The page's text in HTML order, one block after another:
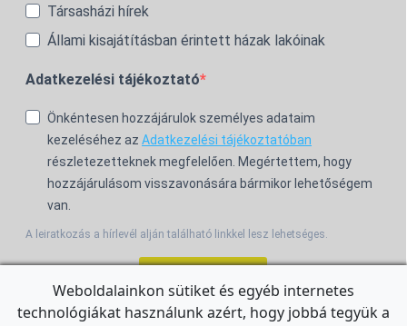
Társasházi hírek
Állami kisajátításban érintett házak lakóinak
Adatkezelési tájékoztató
Önkéntesen hozzájárulok személyes adataim
kezeléséhez az Adatkezelési tájékoztatóban
részletezetteknek megfelelően. Megértettem, hogy
hozzájárulásom visszavonására bármikor lehetőségem
van.
A leiratkozás a hírlevél alján található linkkel lesz lehetséges.
Weboldalainkon sütiket és egyéb internetes
technológiákat használunk azért, hogy jobbá tegyük a